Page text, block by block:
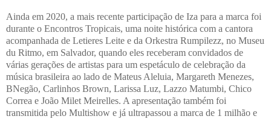
Ainda em 2020, a mais recente participação de Iza para a marca foi
durante o Encontros Tropicais, uma noite histórica com a cantora
acompanhada de Letieres Leite e da Orkestra Rumpilezz, no Museu
du Ritmo, em Salvador, quando eles receberam convidados de
várias gerações de artistas para um espetáculo de celebração da
música brasileira ao lado de Mateus Aleluia, Margareth Menezes,
BNegão, Carlinhos Brown, Larissa Luz, Lazzo Matumbi, Chico
Correa e João Milet Meirelles. A apresentação também foi
transmitida pelo Multishow e já ultrapassou a marca de 1 milhão e